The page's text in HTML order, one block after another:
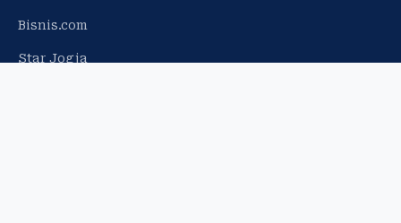
Bisnis.com
Star Jogja